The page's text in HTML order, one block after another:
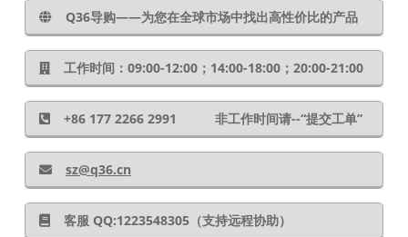
Q36导购——为您在全球市场中找出高性价比的产品
工作时间：09:00-12:00；14:00-18:00；20:00-21:00
+86 177 2266 2991 非工作时间请--“提交工单”
sz@q36.cn
客服 QQ:1223548305（支持远程协助）